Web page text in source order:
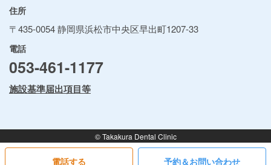
住所
〒435-0054 静岡県浜松市中央区早出町1207-33
電話
053-461-1177
施設基準届出項目等
© Takakura Dental Clinic
電話する 予約＆お問い合わせ